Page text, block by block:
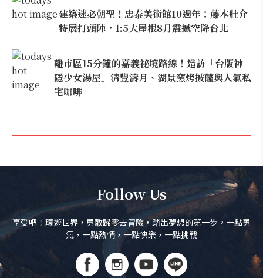
建築迷必朝聖！忠泰美術館10週年：藤本壯介
特展打頭陣，1:5大屋根8月震撼空降台北
離市區15分鐘的嘉義祕境路線！造訪「台版神
隱少女湯屋」清豐濤月、湖景窯烤披薩與人氣私
宅咖啡
Follow Us
享受吧！環遊世界，勇敢歸零去冒險，踏出夢想的第一步。一點勇
氣，一點熱情，一點快樂，一點挑戰